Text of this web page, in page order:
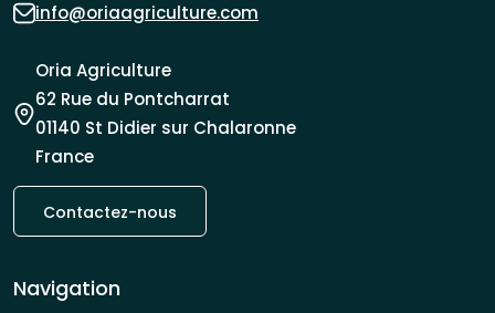
info@oriaagriculture.com
Oria Agriculture
62 Rue du Pontcharrat
01140 St Didier sur Chalaronne
France
Contactez-nous
Navigation